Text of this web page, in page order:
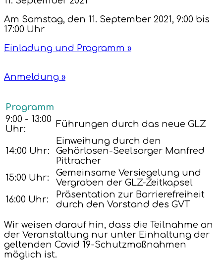
Am Samstag, den 11. September 2021, 9:00 bis
17:00 Uhr
Einladung und Programm »
Anmeldung »
Programm
9:00 - 13:00
Uhr:
Führungen durch das neue GLZ
14:00 Uhr:
Einweihung durch den
Gehörlosen-Seelsorger Manfred
Pittracher
15:00 Uhr:
Gemeinsame Versiegelung und
Vergraben der GLZ-Zeitkapsel
16:00 Uhr:
Präsentation zur Barrierefreiheit
durch den Vorstand des GVT
Wir weisen darauf hin, dass die Teilnahme an
der Veranstaltung nur unter Einhaltung der
geltenden Covid 19-Schutzmaßnahmen
möglich ist.